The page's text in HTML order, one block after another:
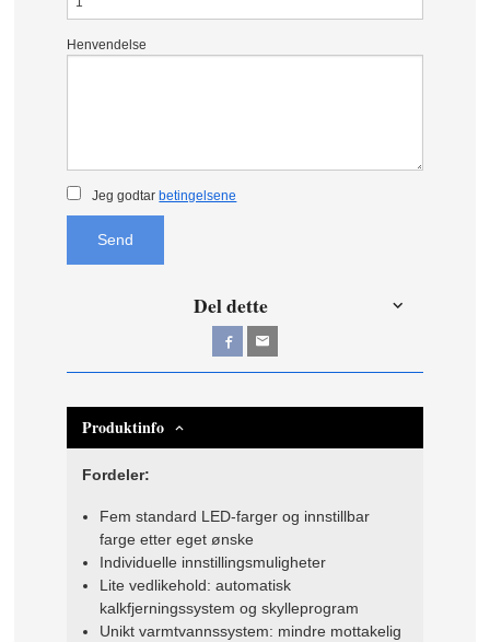
Henvendelse
Jeg godtar betingelsene
Send
Del dette
Produktinfo
Fordeler:
Fem standard LED-farger og innstillbar
farge etter eget ønske
Individuelle innstillingsmuligheter
Lite vedlikehold: automatisk
kalkfjerningssystem og skylleprogram
Unikt varmtvannssystem: mindre mottakelig